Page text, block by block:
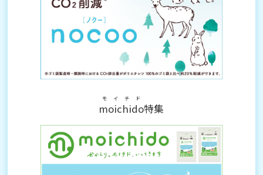
moichido
モイチド
特集